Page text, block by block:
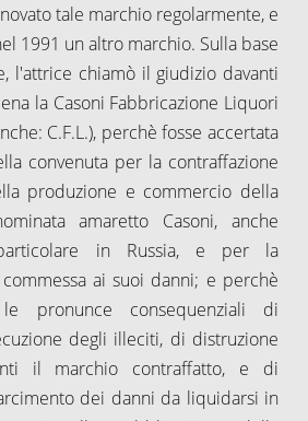
tale marchio regolarmente, e
1991 un altro marchio. Sulla base
l'attrice chiamò il giudizio davanti
la Casoni Fabbricazione Liquori
C.F.L.), perchè fosse accertata
convenuta per la contraffazione
produzione e commercio della
amaretto Casoni, anche
in Russia, e per la
ai suoi danni; e perchè
pronunce consequenziali di
degli illeciti, di distruzione
il marchio contraffatto, e di
dei danni da liquidarsi in